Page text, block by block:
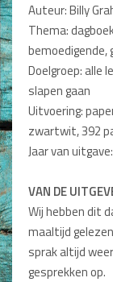
Pastoraat
Romans en
Fictie
Non-Fictie
Alle producten
Films en
Koopjes
De Barbaar-
Auteur: Billy
Thema:
bemoedigende,
Doelgroep: alle
slapen gaan
Uitvoering:
zwartwit, 392
Jaar van
VAN DE
Wij hebben dit
maaltijd
sprak altijd
gesprekken op.